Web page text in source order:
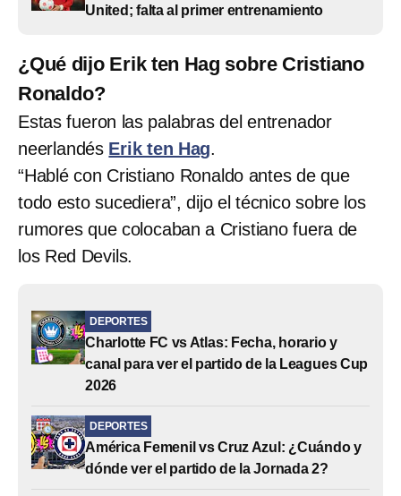
United; falta al primer entrenamiento
¿Qué dijo Erik ten Hag sobre Cristiano
Ronaldo?
Estas fueron las palabras del entrenador
neerlandés Erik ten Hag.
“Hablé con Cristiano Ronaldo antes de que
todo esto sucediera”, dijo el técnico sobre los
rumores que colocaban a Cristiano fuera de
los Red Devils.
DEPORTES
Charlotte FC vs Atlas: Fecha, horario y
canal para ver el partido de la Leagues Cup
2026
DEPORTES
América Femenil vs Cruz Azul: ¿Cuándo y
dónde ver el partido de la Jornada 2?